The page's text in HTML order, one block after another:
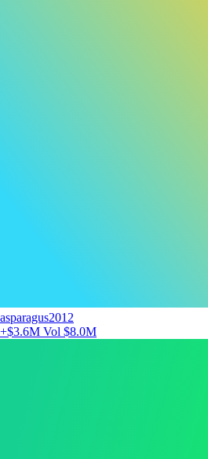
asparagus2012
+$3.6M Vol $8.0M